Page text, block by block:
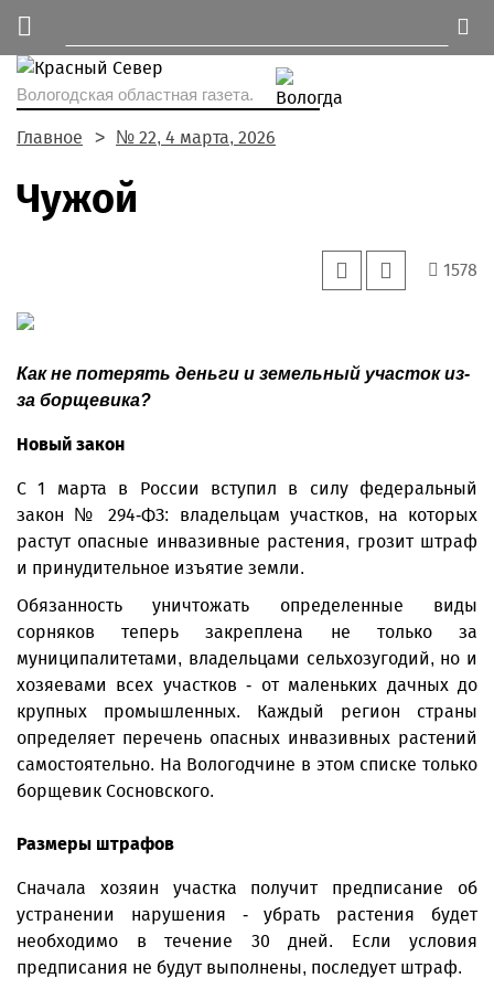
Вологодская областная газета.
Главное № 22, 4 марта, 2026
Чужой
1578
Как не потерять деньги и земельный участок из-
за борщевика?
Новый закон
С 1 марта в России вступил в силу федеральный
закон № 294-ФЗ: владельцам участков, на которых
растут опасные инвазивные растения, грозит штраф
и принудительное изъятие земли.
Обязанность уничтожать определенные виды
сорняков теперь закреплена не только за
муниципалитетами, владельцами сельхозугодий, но и
хозяевами всех участков - от маленьких дачных до
крупных промышленных. Каждый регион страны
определяет перечень опасных инвазивных растений
самостоятельно. На Вологодчине в этом списке только
борщевик Сосновского.
Размеры штрафов
Сначала хозяин участка получит предписание об
устранении нарушения - убрать растения будет
необходимо в течение 30 дней. Если условия
предписания не будут выполнены, последует штраф.